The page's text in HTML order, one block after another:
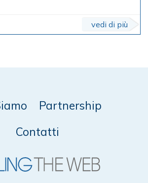
vedi di più
Partnership
Contatti